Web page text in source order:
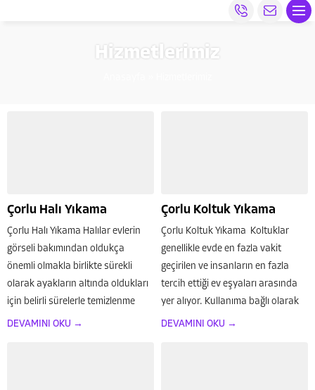
Hizmetlerimiz
Çorlu Halı Yıkama
Çorlu Halı Yıkama Halılar evlerin
görseli bakımından oldukça
önemli olmakla birlikte sürekli
olarak ayakların altında oldukları
için belirli sürelerle temizlenme
ihtiyaç duyarlar. Bireysel olarak
DEVAMINI OKU →
Çorlu Koltuk Yıkama
Çorlu Koltuk Yıkama Koltuklar
genellikle evde en fazla vakit
geçirilen ve insanların en fazla
tercih ettiği ev eşyaları arasında
yer alıyor. Kullanıma bağlı olarak
zaman zaman mikroplar ve
DEVAMINI OKU →